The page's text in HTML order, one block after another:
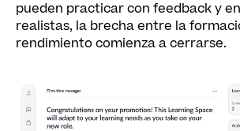
pueden practicar con feedback y
realistas, la brecha entre la
rendimiento comienza a cerrarse.